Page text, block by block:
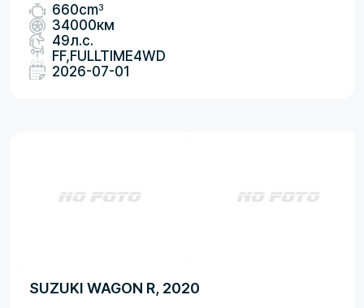
660cm3
34000км
49л.с.
FF,FULLTIME4WD
2026-07-01
SUZUKI WAGON R, 2020